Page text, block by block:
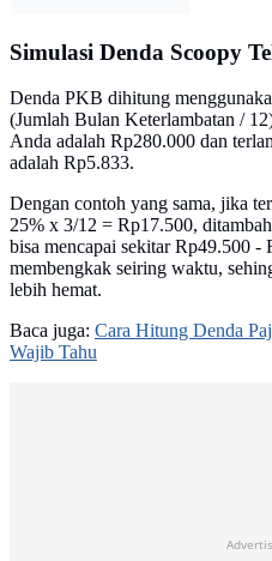
Simulasi Denda Scoopy
Denda PKB dihitung
(Jumlah Bulan Keterlambatan /
Anda adalah Rp280.000 dan
adalah Rp5.833.
Dengan contoh yang sama, jika
25% x 3/12 = Rp17.500,
bisa mencapai sekitar Rp49.500
membengkak seiring waktu,
lebih hemat.
Baca juga: Cara Hitung Denda
Wajib Tahu